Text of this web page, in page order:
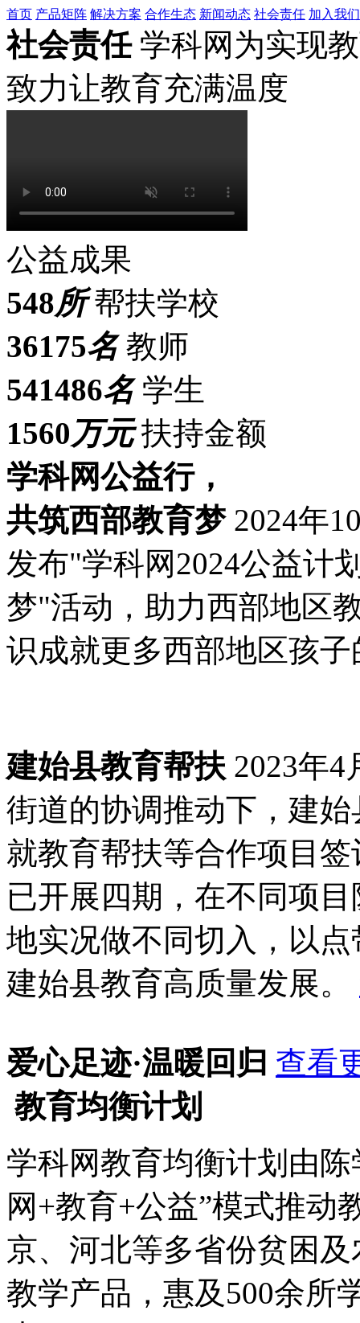
首页 产品矩阵 解决方案 合作生态 新闻动态 社会责任 加入我们
社会责任 学科网为实现
致力让教育充满温度
公益成果
548所 帮扶学校
36175名 教师
541486名 学生
1560万元 扶持金额
学科网公益行，
共筑西部教育梦 2024年
发布"学科网2024公益计
梦"活动，助力西部地区
识成就更多西部地区孩
建始县教育帮扶 2023年4
街道的协调推动下，建
就教育帮扶等合作项目
已开展四期，在不同项
地实况做不同切入，以
建始县教育高质量发展。
爱心足迹·温暖回归 查看
教育均衡计划
学科网教育均衡计划由
网+教育+公益”模式推动
京、河北等多省份贫困
教学产品，惠及500余所